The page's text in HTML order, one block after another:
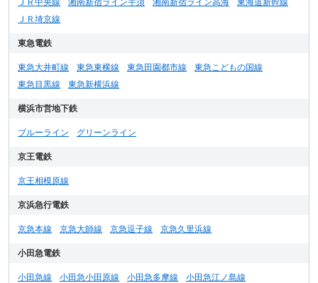
ＪＲ中央線
湘南新宿ライン宇須 湘南新宿ライン高海
東海道新幹線
ＪＲ埼京線
東急電鉄
東急大井町線 東急東横線 東急田園都市線
東急こどもの国線
東急目黒線
東急新横浜線
横浜市営地下鉄
ブルーライン グリーンライン
京王電鉄
京王相模原線
京浜急行電鉄
京急本線 京急大師線 京急逗子線 京急久里浜線
小田急電鉄
小田急線 小田急小田原線 小田急多摩線 小田急江ノ島線